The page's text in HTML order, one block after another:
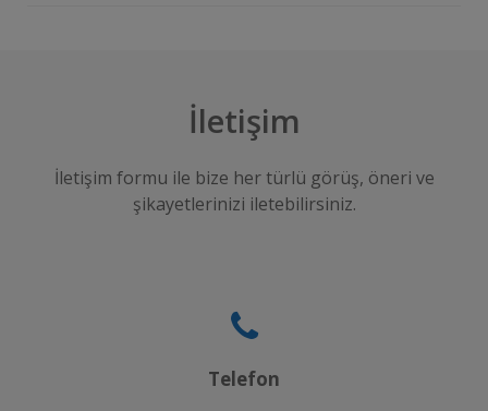
İletişim
İletişim formu ile bize her türlü görüş, öneri ve
şikayetlerinizi iletebilirsiniz.
Telefon